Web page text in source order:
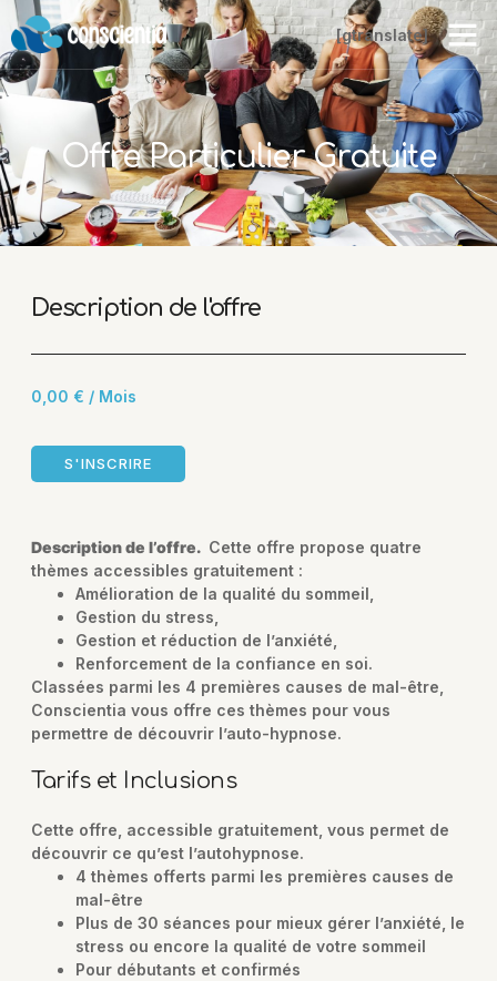
[gtranslate]
Offre Particulier Gratuite
Description de l'offre
0,00 € / Mois
S'INSCRIRE
Description de l’offre. Cette offre propose quatre
thèmes accessibles gratuitement :
Amélioration de la qualité du sommeil,
Gestion du stress,
Gestion et réduction de l’anxiété,
Renforcement de la confiance en soi.
Classées parmi les 4 premières causes de mal-être,
Conscientia vous offre ces thèmes pour vous
permettre de découvrir l’auto-hypnose.
Tarifs et Inclusions
Cette offre, accessible gratuitement, vous permet de
découvrir ce qu’est l’autohypnose.
4 thèmes offerts parmi les premières causes de
mal-être
Plus de 30 séances pour mieux gérer l’anxiété, le
stress ou encore la qualité de votre sommeil
Pour débutants et confirmés